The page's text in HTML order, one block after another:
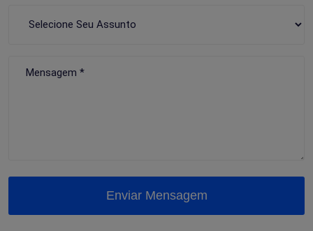
Enviar Mensagem